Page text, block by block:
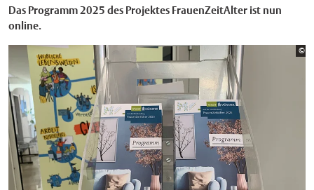
Das Programm 2025 des Projektes FrauenZeitAlter ist nun
online.
©